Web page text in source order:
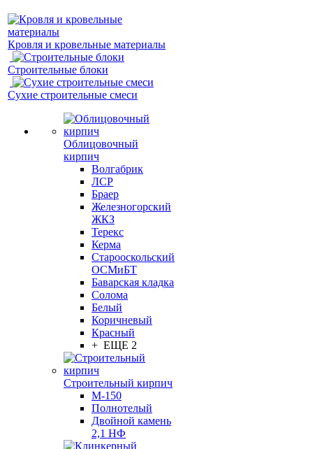
Кровля и кровельные материалы
Строительные блоки
Сухие строительные смеси
Облицовочный
кирпич
Волгабрик
ЛСР
Браер
Железногорский
ЖКЗ
Терекс
Керма
Старооскольский
ОСМиБТ
Баварская кладка
Солома
Белый
Коричневый
Красный
+ ЕЩЕ 2
Строительный кирпич
М-150
Полнотелый
Двойной камень
2,1 НФ